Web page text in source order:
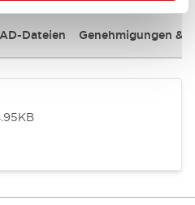
Dateien Genehmigungen &